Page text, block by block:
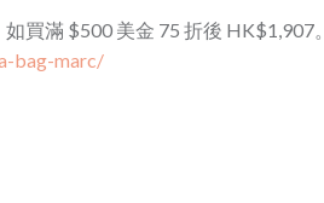
買滿 $500 美金 75 折後 HK$1,907。
bag-marc/